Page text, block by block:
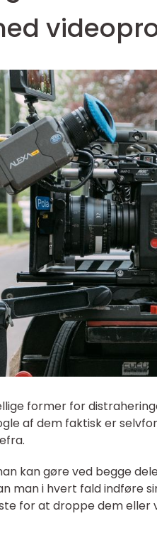
former for
af dem faktisk er
kan gøre ved begge
man i hvert fald indføre
for at droppe dem